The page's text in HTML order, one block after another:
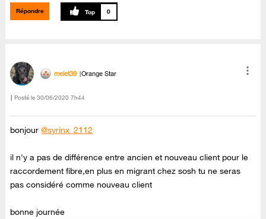
Répondre 0
melet39 Orange Star
Posté le ‎30/06/2020 7h44
bonjour@syrinx_2112
il n'y a pas de différence entre ancien et nouveau client pour le
raccordement fibre,en plus en migrant chez sosh tu ne seras
pas considéré comme nouveau client
bonne journée